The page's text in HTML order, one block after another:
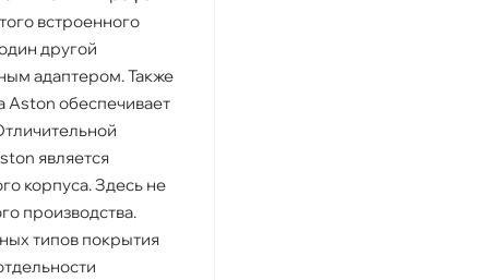
встроенного
другой
адаптером. Также
Aston обеспечивает
является
корпуса. Здесь не
производства.
типов покрытия